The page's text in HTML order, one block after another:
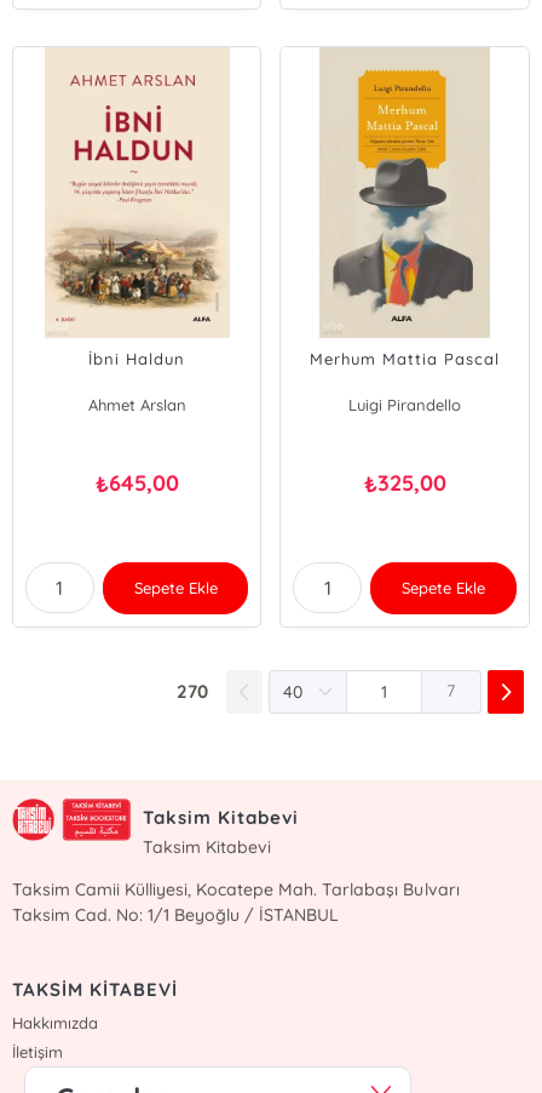
İbni Haldun
Ahmet Arslan
₺645,00
Sepete Ekle
Merhum Mattia Pascal
Luigi Pirandello
₺325,00
Sepete Ekle
270 7
Taksim Kitabevi
Taksim Kitabevi
Taksim Camii Külliyesi, Kocatepe Mah. Tarlabaşı Bulvarı
Taksim Cad. No: 1/1 Beyoğlu / İSTANBUL
TAKSİM KİTABEVİ
Hakkımızda
İletişim